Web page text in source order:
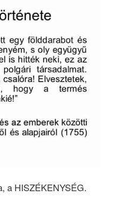
a HISZÉKENYSÉG.